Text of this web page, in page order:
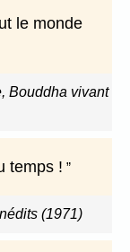
le monde
Bouddha vivant
temps !
(1971)